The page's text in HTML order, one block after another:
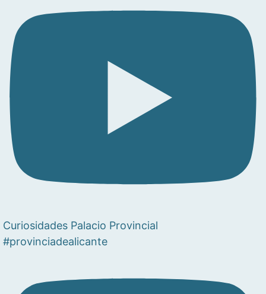
Curiosidades Palacio Provincial
#provinciadealicante